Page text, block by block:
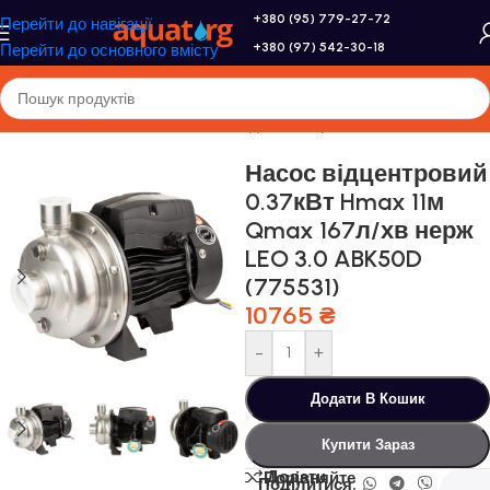
Перейти до навігації
Перейти до основного вмісту
+380 (95) 779-27-72
+380 (97) 542-30-18
Головна/Насоси та насосне обладнання/Промислові насоси
Насос відцентровий
0.37кВт Hmax 11м
Qmax 167л/хв нерж
LEO 3.0 ABK50D
(775531)
10765 ₴
- +
Додати В Кошик
Купити Зараз
Порівняйте
Додати
Поділитися: